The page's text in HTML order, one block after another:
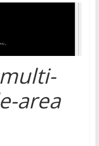
multi-
area